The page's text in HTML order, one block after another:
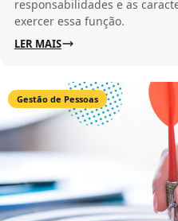
responsabilidades e as
exercer essa função.
LER MAIS
Gestão de Pessoas